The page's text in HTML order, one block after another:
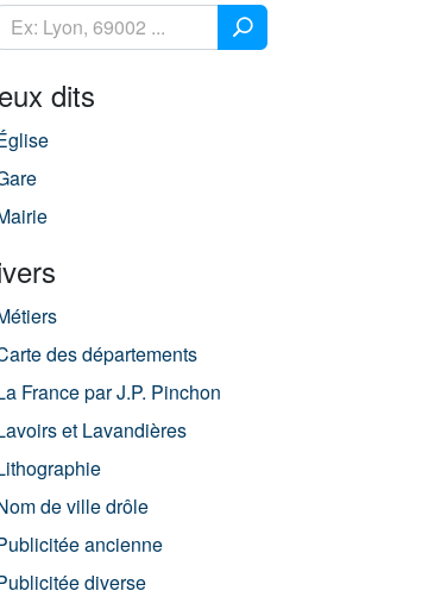
dits
des départements
France par J.P. Pinchon
et Lavandières
de ville drôle
ancienne
diverse